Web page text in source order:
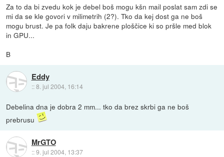
Za to da bi zvedu kok je debel boš mogu kšn mail poslat sam zdi se
mi da se kle govori v milimetrih (2?). Tko da kej dost ga ne boš
mogu brust. Je pa folk daju bakrene ploščice ki so pršle med blok
in GPU...
B
Eddy
::8. jul 2004, 16:14
Debelina dna je dobra 2 mm... tko da brez skrbi ga ne boš
prebrusu
MrGTO
::9. jul 2004, 13:37